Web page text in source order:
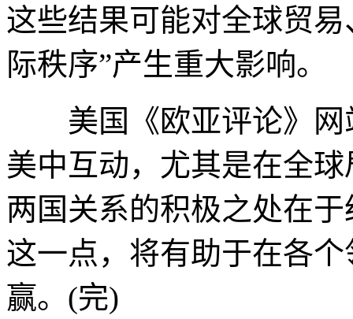
这些结果可能对全球贸
际秩序”产生重大影响。
美国《欧亚评论》网
美中互动，尤其是在全
两国关系的积极之处在
这一点，将有助于在各
赢。(完)